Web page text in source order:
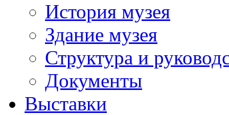
История музея
Здание музея
Структура и
Документы
Выставки